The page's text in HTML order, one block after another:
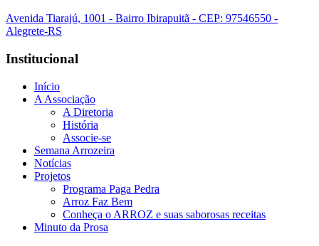
Avenida Tiarajú, 1001 - Bairro Ibirapuitã - CEP: 97546550 -
Alegrete-RS
Institucional
Início
A Associação
A Diretoria
História
Associe-se
Semana Arrozeira
Notícias
Projetos
Programa Paga Pedra
Arroz Faz Bem
Conheça o ARROZ e suas saborosas receitas
Minuto da Prosa